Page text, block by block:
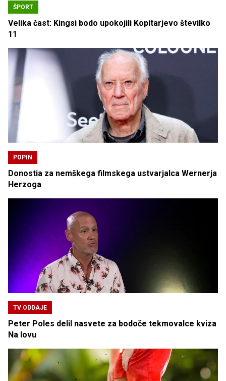
ŠPORT
Velika čast: Kingsi bodo upokojili Kopitarjevo številko
11
POPIN
Donostia za nemškega filmskega ustvarjalca Wernerja
Herzoga
TV ODDAJE
Peter Poles delil nasvete za bodoče tekmovalce kviza
Na lovu